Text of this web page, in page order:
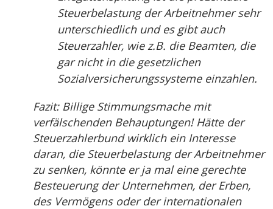
Steuerbelastung der Arbeitnehmer sehr
unterschiedlich und es gibt auch
Steuerzahler, wie z.B. die Beamten, die
gar nicht in die gesetzlichen
Sozialversicherungssysteme einzahlen.
Fazit: Billige Stimmungsmache mit
verfälschenden Behauptungen! Hätte der
Steuerzahlerbund wirklich ein Interesse
daran, die Steuerbelastung der Arbeitnehmer
zu senken, könnte er ja mal eine gerechte
Besteuerung der Unternehmen, der Erben,
des Vermögens oder der internationalen